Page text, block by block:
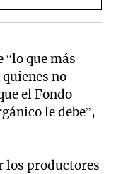
“lo que más
no
el Fondo
le debe”,
los productores